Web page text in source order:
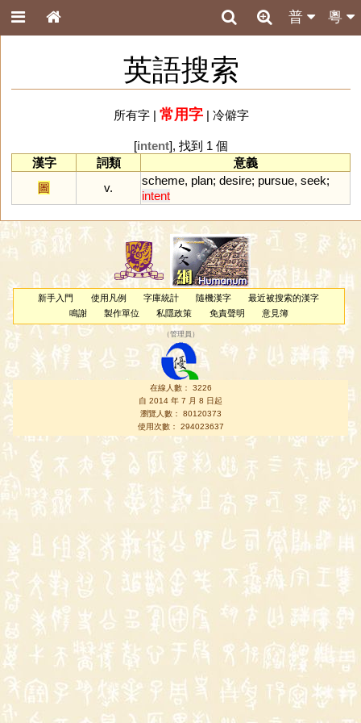
粵
普
英語搜索
所有字| 常用字| 冷僻字
[intent], 找到 1 個
漢字
詞類
意義
圖
v.
scheme, plan; desire; pursue, seek;
intent
新手入門 使用凡例 字庫統計 隨機漢字
最近被搜索的漢字
鳴謝
製作單位 私隱政策 免責聲明 意見簿
（管理員 ）
在線人數： 3226
自 2014 年 7 月 8 日起
瀏覽人數： 80120373
使用次數： 294023637